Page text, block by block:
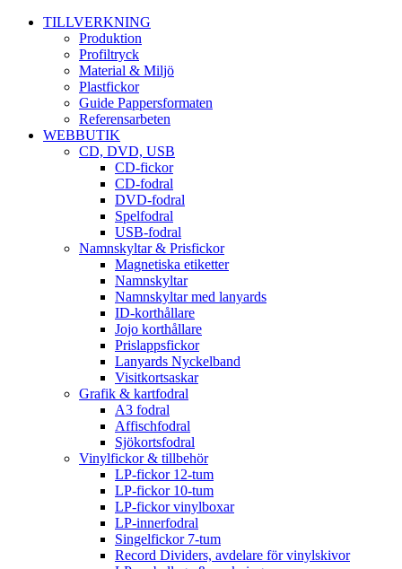
TILLVERKNING
Produktion
Profiltryck
Material & Miljö
Plastfickor
Guide Pappersformaten
Referensarbeten
WEBBUTIK
CD, DVD, USB
CD-fickor
CD-fodral
DVD-fodral
Spelfodral
USB-fodral
Namnskyltar & Prisfickor
Magnetiska etiketter
Namnskyltar
Namnskyltar med lanyards
ID-korthållare
Jojo korthållare
Prislappsfickor
Lanyards Nyckelband
Visitkortsaskar
Grafik & kartfodral
A3 fodral
Affischfodral
Sjökortsfodral
Vinylfickor & tillbehör
LP-fickor 12-tum
LP-fickor 10-tum
LP-fickor vinylboxar
LP-innerfodral
Singelfickor 7-tum
Record Dividers, avdelare för vinylskivor